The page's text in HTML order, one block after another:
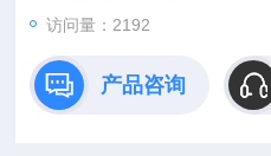
访问量：2192
产品咨询